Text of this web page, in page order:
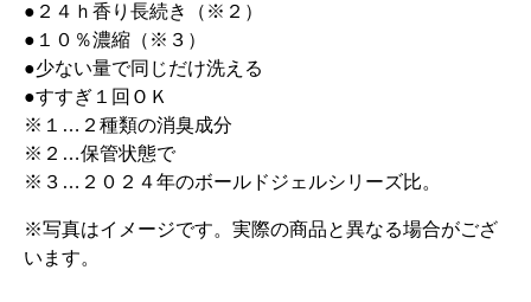
●２４ｈ香り長続き（※２）
●１０％濃縮（※３）
●少ない量で同じだけ洗える
●すすぎ１回ＯＫ
※１…２種類の消臭成分
※２…保管状態で
※３…２０２４年のボールドジェルシリーズ比。
※写真はイメージです。実際の商品と異なる場合がござ
います。